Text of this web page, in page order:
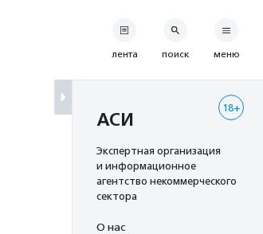
лента поиск меню
18+
АСИ
Экспертная организация
и информационное
агентство некоммерческого
сектора
О нас